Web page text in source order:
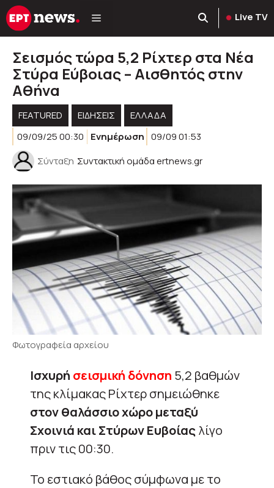
Μετάβαση
σε
Live TV
Σεισμός τώρα 5,2 Ρίχτερ στα Νέα
Στύρα Εύβοιας – Αισθητός στην
Αθήνα
FEATURED ΕΙΔΗΣΕΙΣ
ΕΛΛΑΔΑ
09/09/25 00:30
Ενημέρωση 09/09 01:53
Σύνταξη Συντακτική ομάδα ertnews.gr
Φωτoγραφεία αρχείου
Ισχυρή σεισμική δόνηση 5,2 βαθμών
της κλίμακας Ρίχτερ σημειώθηκε
στον θαλάσσιο χώρο μεταξύ
Σχοινιά και Στύρων Ευβοίαςλίγο
πριν τις 00:30.
Το εστιακό βάθος σύμφωνα με το